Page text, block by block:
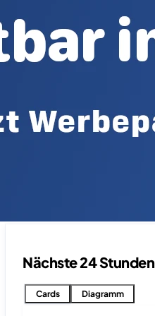
Nächste 24 Stunden
Cards Diagramm